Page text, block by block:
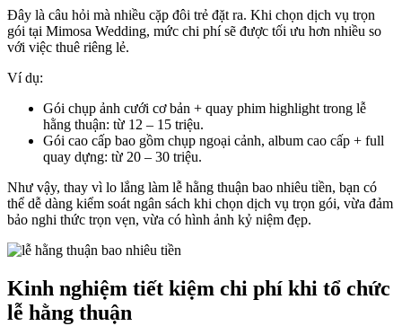
Đây là câu hỏi mà nhiều cặp đôi trẻ đặt ra. Khi chọn dịch vụ trọn
gói tại Mimosa Wedding, mức chi phí sẽ được tối ưu hơn nhiều so
với việc thuê riêng lẻ.
Ví dụ:
Gói chụp ảnh cưới cơ bản + quay phim highlight trong lễ
hằng thuận: từ 12 – 15 triệu.
Gói cao cấp bao gồm chụp ngoại cảnh, album cao cấp + full
quay dựng: từ 20 – 30 triệu.
Như vậy, thay vì lo lắng làm lễ hằng thuận bao nhiêu tiền, bạn có
thể dễ dàng kiểm soát ngân sách khi chọn dịch vụ trọn gói, vừa đảm
bảo nghi thức trọn vẹn, vừa có hình ảnh kỷ niệm đẹp.
Kinh nghiệm tiết kiệm chi phí khi tổ chức
lễ hằng thuận